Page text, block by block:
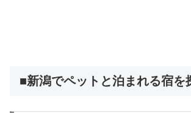
■新潟でペットと泊まれる宿を